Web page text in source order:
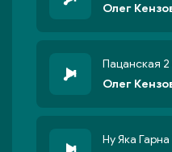
Олег
Пацанская
Олег
Ну Яка